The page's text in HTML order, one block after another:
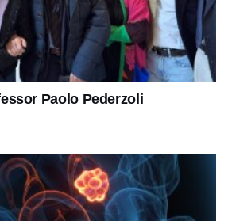
Paolo Pederzoli